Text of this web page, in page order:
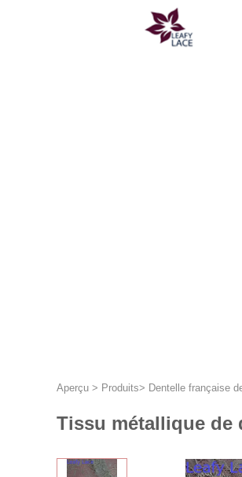
Aperçu > Produits> Dentelle française
Tissu métallique de